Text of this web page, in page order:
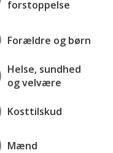
forstoppelse
Forældre og børn
Helse, sundhed
og velvære
Kosttilskud
Mænd